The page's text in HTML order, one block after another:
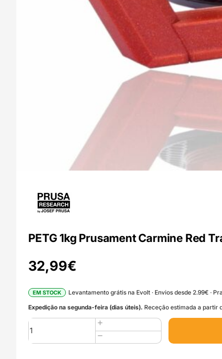
PETG 1kg Prusament Carmine Red
32,99€
EM STOCK
Levantamento grátis na Evolt · Envios desde 2.99€ ·
Expedição na segunda-feira (dias úteis). Receção estimada a partir
Quantidade
de
PETG